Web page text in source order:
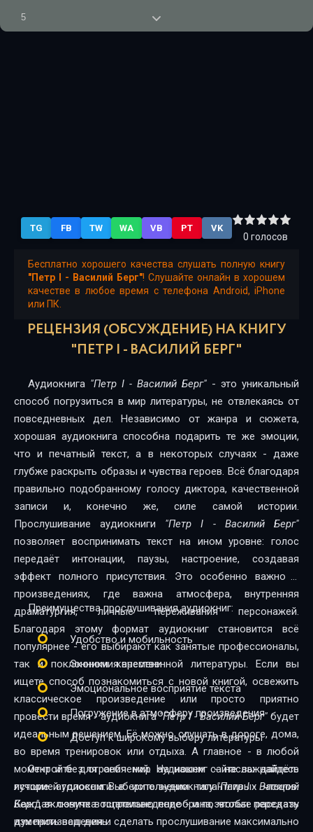
5
13
TG FB TW WA VB PT VK
0 голосов
Бесплатно хорошего качества слушать полную книгу
"Петр I - Василий Берг"! Слушайте онлайн в хорошем
качестве в любое время с телефона Android, iPhone
или ПК.
РЕЦЕНЗИЯ (ОБСУЖДЕНИЕ) НА КНИГУ
"ПЕТР I - ВАСИЛИЙ БЕРГ"
Аудиокнига "Петр I - Василий Берг"- это уникальный
способ погрузиться в мир литературы, не отвлекаясь от
повседневных дел. Независимо от жанра и сюжета,
хорошая аудиокнига способна подарить те же эмоции,
что и печатный текст, а в некоторых случаях - даже
глубже раскрыть образы и чувства героев. Всё благодаря
правильно подобранному голосу диктора, качественной
записи и, конечно же, силе самой истории.
Прослушивание аудиокниги "Петр I - Василий Берг"
позволяет воспринимать текст на ином уровне: голос
передаёт интонации, паузы, настроение, создавая
эффект полного присутствия. Это особенно важно в
произведениях, где важна атмосфера, внутренняя
драматургия, личные переживания персонажей.
Благодаря этому формат аудиокниг становится всё
популярнее - его выбирают как занятые профессионалы,
так и поклонники качественной литературы. Если вы
ищете способ познакомиться с новой книгой, освежить
классическое произведение или просто приятно
провести время - аудиокнига"Петр I - Василий Берг" будет
идеальным решением. Её можно слушать в дороге, дома,
во время тренировок или отдыха. А главное - в любой
момент и без ограничений. На нашем сайте вы найдёте
лучшие аудиокниги в исполнении талантливых чтецов.
Каждая озвучка тщательно подобрана, чтобы передать
дух произведения и сделать прослушивание максимально
Преимущества прослушивания аудиокниг:
Удобство и мобильность
Экономия времени
Эмоциональное восприятие текста
Погружение в атмосферу произведения
Доступ к широкому выбору литературы
Откройте для себя мир аудиокниг - наслаждайтесь
историей голосом. Выберите аудиокнигу"Петр I - Василий
Берг", включите воспроизведение - и позвольте рассказу
изменить ваш день.